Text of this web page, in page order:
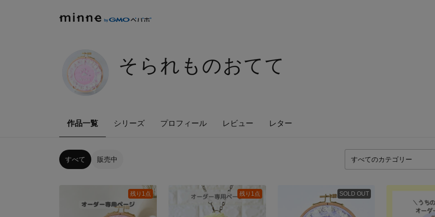
そられものおてて
作品一覧 シリーズ プロフィール レビュー レター
すべて 販売中
残り1点 残り1点 SOLD OUT